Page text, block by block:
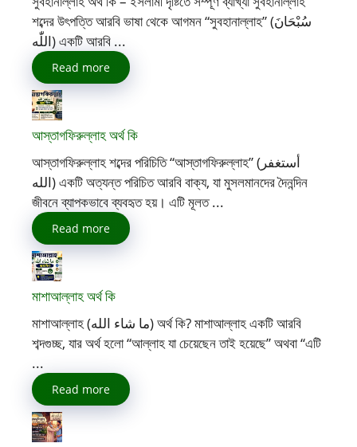
শব্দের উৎপত্তি আরবি ভাষা থেকে আগমন “সুবহানাল্লাহ” (سُبْحَانَ
اللّٰه) একটি আরবি ...
Read more
আস্তাগফিরুল্লাহ অর্থ কি
আস্তাগফিরুল্লাহ শব্দের পরিচিতি “আস্তাগফিরুল্লাহ” (أستغفر
الله) একটি অত্যন্ত পরিচিত আরবি বাক্য, যা মুসলমানদের দৈনন্দিন
জীবনে ব্যাপকভাবে ব্যবহৃত হয়। এটি মূলত ...
Read more
মাশাআল্লাহ অর্থ কি
মাশাআল্লাহ (ما شاء الله) অর্থ কি? মাশাআল্লাহ একটি আরবি
শব্দগুচ্ছ, যার অর্থ হলো “আল্লাহ যা চেয়েছেন তাই হয়েছে” অথবা “এটি
...
Read more